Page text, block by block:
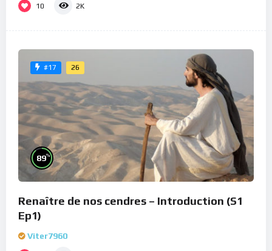
10 2K
#17 26
89%
Renaître de nos cendres – Introduction (S1
Ep1)
Viter7960